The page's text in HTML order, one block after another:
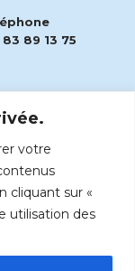
votre
cliquant sur «
utilisation des
89 13 75
: